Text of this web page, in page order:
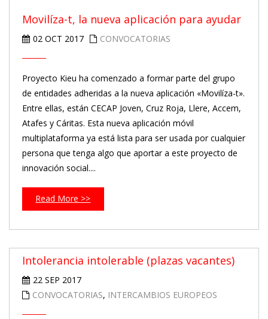
Movilíza-t, la nueva aplicación para ayudar
02 OCT 2017 CONVOCATORIAS
Proyecto Kieu ha comenzado a formar parte del grupo
de entidades adheridas a la nueva aplicación «Movilíza-t».
Entre ellas, están CECAP Joven, Cruz Roja, Llere, Accem,
Atafes y Cáritas. Esta nueva aplicación móvil
multiplataforma ya está lista para ser usada por cualquier
persona que tenga algo que aportar a este proyecto de
innovación social....
Read More >>
Intolerancia intolerable (plazas vacantes)
22 SEP 2017
CONVOCATORIAS, INTERCAMBIOS EUROPEOS